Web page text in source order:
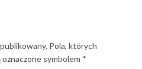
Pola, których
symbolem *